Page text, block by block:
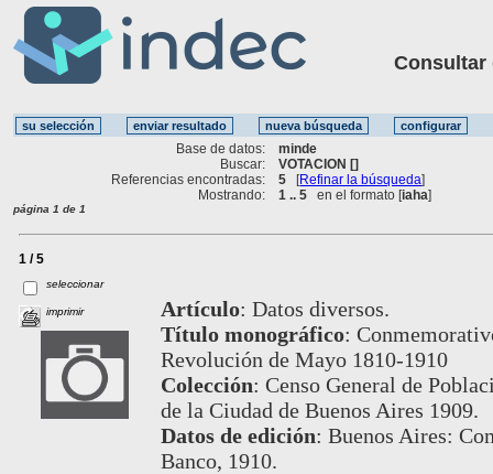
Consultar
Base de datos:
minde
Buscar:
VOTACION []
Referencias encontradas:
5 [Refinar la búsqueda]
Mostrando:
1 .. 5 en el formato [iaha]
página 1 de 1
1 / 5
seleccionar
imprimir Artículo: Datos diversos.
Título monográfico:
Revolución de Mayo 1810-1910
Colección: Censo General de
de la Ciudad de Buenos Aires 1909.
Datos de edición: Buenos Aires:
Banco, 1910.